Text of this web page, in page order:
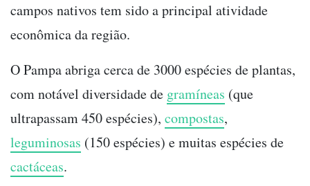
campos nativos tem sido a principal atividade
econômica da região.
O Pampa abriga cerca de 3000 espécies de plantas,
com notável diversidade de gramíneas (que
ultrapassam 450 espécies), compostas,
leguminosas (150 espécies) e muitas espécies de
cactáceas.